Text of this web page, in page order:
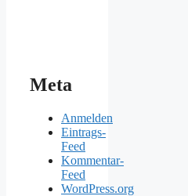
Meta
Anmelden
Eintrags-
Feed
Kommentar-
Feed
WordPress.org